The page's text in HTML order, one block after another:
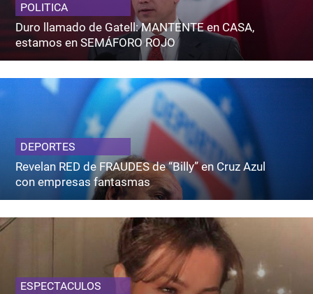
POLITICA
Duro llamado de Gatell: MANTENTE en CASA,
estamos en SEMÁFORO ROJO
DEPORTES
Revelan RED de FRAUDES de “Billy” en Cruz Azul
con empresas fantasmas
ESPECTACULOS